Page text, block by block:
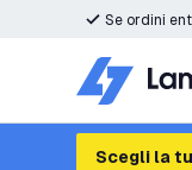
Se ordini
Scegli la